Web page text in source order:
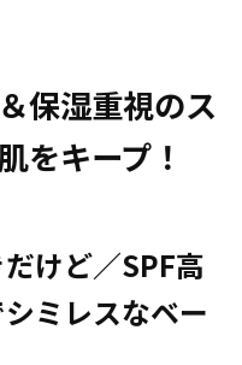
保湿重視のス
をキープ！
けど／SPF高
ミレスなベー